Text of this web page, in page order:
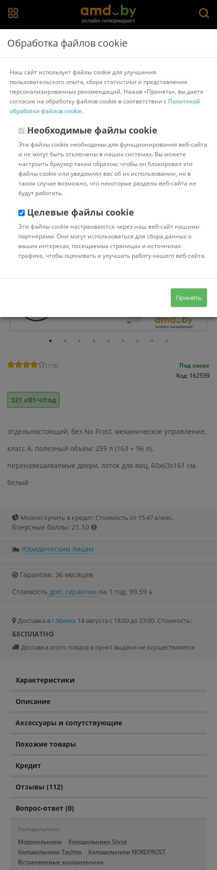
Главная > Каталог товаров Холодильники
Другие товары ATLANT
Кредит «На родныя тавары» - 4%
(112)
Под заказ
Код: 162539
321 кВт·ч/год
отдельностоящий, без No Frost, механическое управление,
класс A, полезный объём: 259 л (163 + 96 л),
перенавешиваемые двери, лоток для яиц, 60x63x161 см,
белый
Можно купить в кредит. Стоимость от 15.47 ƃ/мec.
Бонусные баллы: 21.10
Юридическим лицам
Гарантия: 36 месяцев
Стоимость доп. гарантии на 1 год: 99.59 ƃ
Доставка в г.Минск 14 августа с 18:00 до 23:00. Стоимость:
БЕСПЛАТНО
Доставка этого товара в пункт выдачи не осуществляется
Характеристики
Описание
Аксессуары и сопутствующие
Похожие товары
Кредит
Отзывы (112)
Вопрос-ответ (0)
Холодильники
Морозильники
Холодильники Stinol
Холодильники Techno
Холодильники NORDFROST
Встраиваемые холодильники
Обработка файлов cookie
Наш сайт использует файлы cookie для улучшения
пользовательского опыта, сбора статистики и представления
персонализированных рекомендаций. Нажав «Принять», вы даете
согласие на обработку файлов cookie в соответствии с Политикой
обработки файлов cookie.
Необходимые файлы cookie
Эти файлы cookie необходимы для функционирования веб-сайта
и не могут быть отключены в наших системах. Вы можете
настроить браузер таким образом, чтобы он блокировал эти
файлы cookie или уведомлял вас об их использовании, но в
таком случае возможно, что некоторые разделы веб-сайта не
будут работать.
Целевые файлы cookie
Эти файлы cookie настраиваются через наш веб-сайт нашими
партнерами. Они могут использоваться для сбора данных о
ваших интересах, посещаемых страницах и источниках
трафика, чтобы оценивать и улучшать работу нашего веб-сайта.
Принять